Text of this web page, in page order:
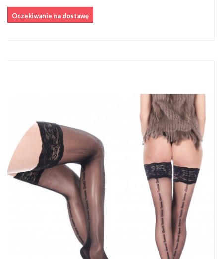
Oczekiwanie na dostawę